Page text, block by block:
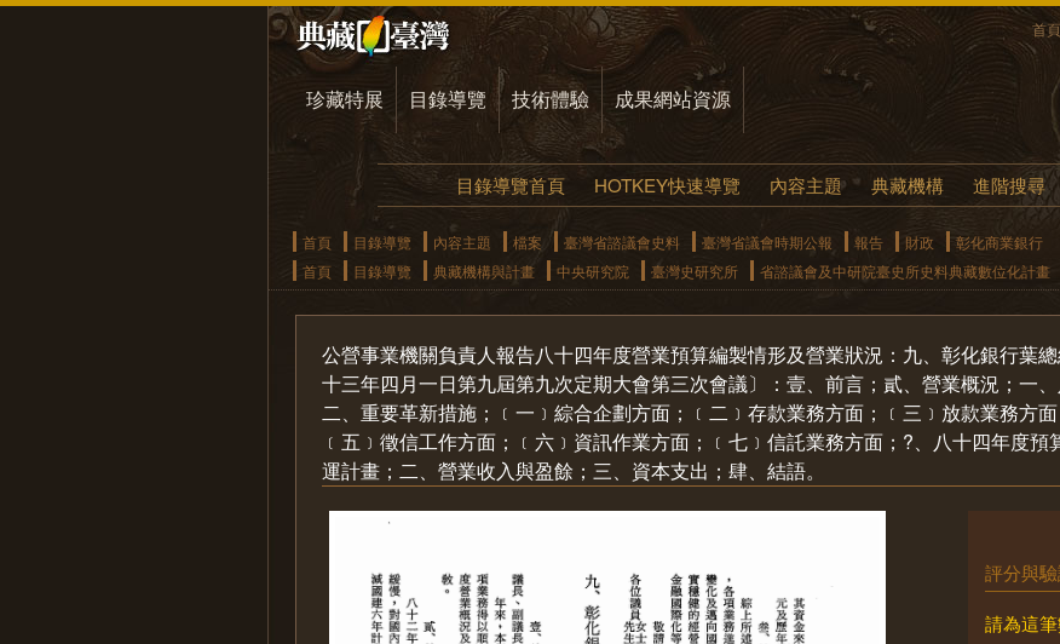
首頁
珍藏特展 目錄導覽 技術體驗 成果網站資源
目錄導覽首頁 HOTKEY快速導覽 內容主題 典藏機構 進階搜尋
首頁 目錄導覽 內容主題 檔案 臺灣省諮議會史料 臺灣省議會時期公報 報告 財政
彰化商業銀行
首頁
目錄導覽 典藏機構與計畫 中央研究院 臺灣史研究所 省諮議會及中研院臺史所史料典藏數位化計畫
公營事業機關負責人報告八十四年度營業預算編製情形及營業狀況：九、彰化銀行葉
十三年四月一日第九屆第九次定期大會第三次會議〕：壹、前言；貳、營業概況；一
二、重要革新措施；﹝一﹞綜合企劃方面；﹝二﹞存款業務方面；﹝三﹞放款業務方
﹝五﹞徵信工作方面；﹝六﹞資訊作業方面；﹝七﹞信託業務方面；?、八十四年度
運計畫；二、營業收入與盈餘；三、資本支出；肆、結語。
評分與
請為這